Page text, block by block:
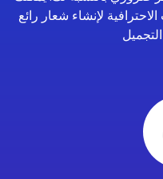
لإنشاء شعار رائع